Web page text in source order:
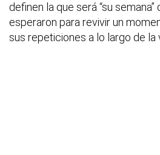
definen la que será “su
esperaron para revivir un
sus repeticiones a lo largo de la